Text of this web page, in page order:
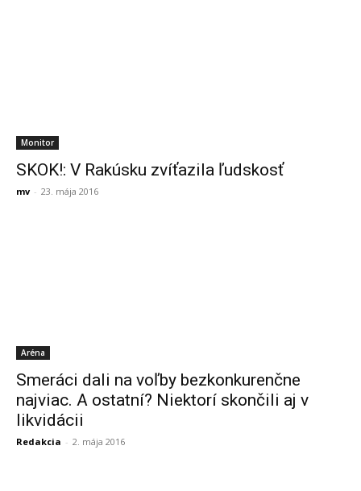
Monitor
SKOK!: V Rakúsku zvíťazila ľudskosť
mv - 23. mája 2016
Aréna
Smeráci dali na voľby bezkonkurenčne
najviac. A ostatní? Niektorí skončili aj v
likvidácii
Redakcia - 2. mája 2016